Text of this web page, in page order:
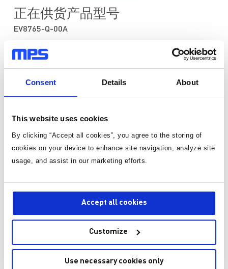
Consent Details About
This website uses cookies
By clicking “Accept all cookies”, you agree to the storing of
cookies on your device to enhance site navigation, analyze site
usage, and assist in our marketing efforts.
Accept all cookies
Customize
Use necessary cookies only
过流保护（OCP）、过压保护（OVP）、欠压保护（UVP）和
过温关断保护
采用3mmx3mm QFN封装
正在供货产品型号
EV8765-Q-00A
相关工具
MP8765
24V，6A高效率同步降压变换器，带打嗝模式过流保护、PWM /
直接从MPS购买
标准定价
¥169.75 /片
有货